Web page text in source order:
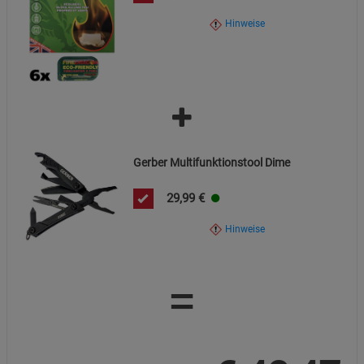
Hinweise
Gerber Multifunktionstool Dime
29,99 €
Hinweise
=
Notwendige Cookies (5)
Beschreibung Notwendige Cookies
Funktionale Cookies (1)
Statistik Cookies (2)